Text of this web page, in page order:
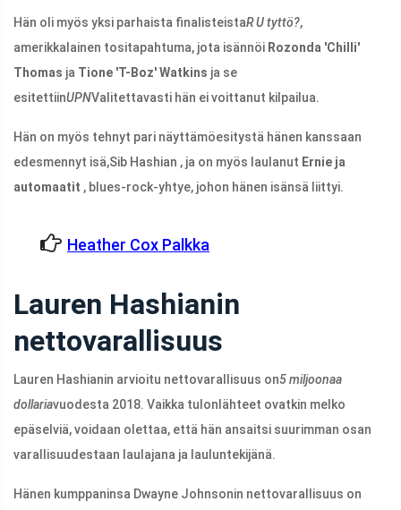
Hän oli myös yksi parhaista finalisteistaR U tyttö?,
amerikkalainen tositapahtuma, jota isännöi Rozonda 'Chilli'
Thomas ja Tione 'T-Boz' Watkins ja se
esitettiinUPNValitettavasti hän ei voittanut kilpailua.
Hän on myös tehnyt pari näyttämöesitystä hänen kanssaan
edesmennyt isä,Sib Hashian , ja on myös laulanut Ernie ja
automaatit , blues-rock-yhtye, johon hänen isänsä liittyi.
Heather Cox Palkka
Lauren Hashianin
nettovarallisuus
Lauren Hashianin arvioitu nettovarallisuus on5 miljoonaa
dollariavuodesta 2018. Vaikka tulonlähteet ovatkin melko
epäselviä, voidaan olettaa, että hän ansaitsi suurimman osan
varallisuudestaan ​​laulajana ja lauluntekijänä.
Hänen kumppaninsa Dwayne Johnsonin nettovarallisuus on